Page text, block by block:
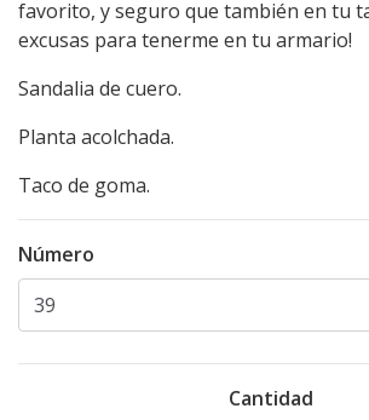
favorito, y seguro que también en tu
excusas para tenerme en tu armario!
Sandalia de cuero.
Planta acolchada.
Taco de goma.
Número
Cantidad